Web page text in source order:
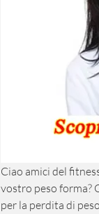
Ciao amici del
vostro peso forma?
per la perdita di